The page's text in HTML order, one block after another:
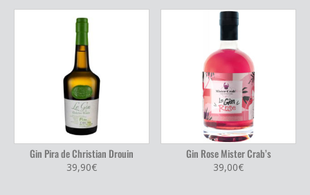
Gin Pira de Christian Drouin
39,90€
Gin Rose Mister Crab’s
39,00€